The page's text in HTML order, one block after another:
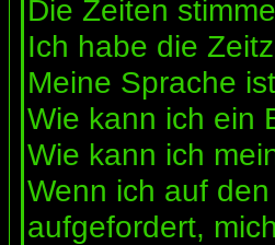
Die Zeiten
Ich habe die
Meine Sprache
Wie kann ich ein
Wie kann ich
Wenn ich auf
aufgefordert,